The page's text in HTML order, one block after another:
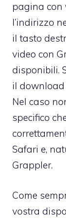
pagina con
l’indirizzo
il tasto
video con
disponibili.
il
Nel caso
specifico
Safari e,
Grappler.
Come
vostra